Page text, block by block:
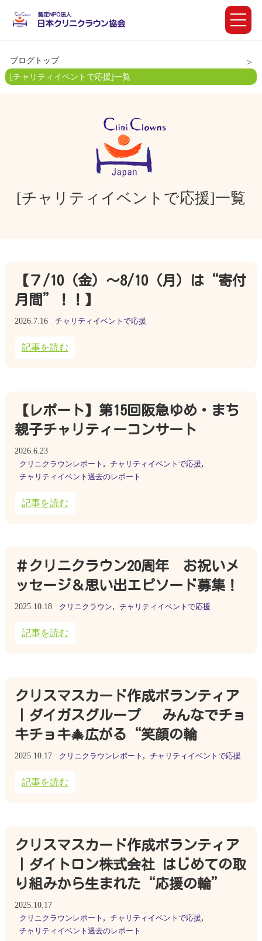
ブログトップ
[チャリティイベントで応援]一覧
[チャリティイベントで応援]一覧
【７/10（金）～8/10（月）は“寄付
月間”！！】
2026.7.16 チャリティイベントで応援
記事を読む
【レポート】第15回阪急ゆめ・まち
親子チャリティーコンサート
2026.6.23
クリニクラウンレポート , チャリティイベントで応援,
チャリティイベント過去のレポート
記事を読む
＃クリニクラウン20周年 お祝いメ
ッセージ＆思い出エピソード募集！
2025.10.18 クリニクラウン, チャリティイベントで応援
記事を読む
クリスマスカード作成ボランティア
｜ダイガスグループ みんなでチョ
キチョキ🎄広がる“笑顔の輪
2025.10.17 クリニクラウンレポート , チャリティイベントで応援
記事を読む
クリスマスカード作成ボランティア
｜ダイトロン株式会社 はじめての取
り組みから生まれた“応援の輪”
2025.10.17
クリニクラウンレポート , チャリティイベントで応援,
チャリティイベント過去のレポート